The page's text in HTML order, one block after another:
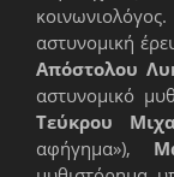
αστυνομική
Απόστολου
αστυνομικό
Τεύκρου
αφήγημα»),